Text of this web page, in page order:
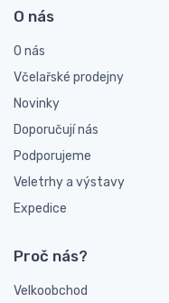
O nás
O nás
Včelařské prodejny
Novinky
Doporučují nás
Podporujeme
Veletrhy a výstavy
Expedice
Proč nás?
Velkoobchod